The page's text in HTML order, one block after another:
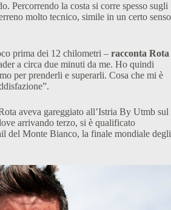
Percorrendo la costa si corre spesso sugli
molto tecnico, simile in un certo senso
prima dei 12 chilometri – racconta Rota
a circa due minuti da me. Ho quindi
per prenderli e superarli. Cosa che mi è
aveva gareggiato all’Istria By Utmb sul
arrivando terzo, si è qualificato
del Monte Bianco, la finale mondiale degli